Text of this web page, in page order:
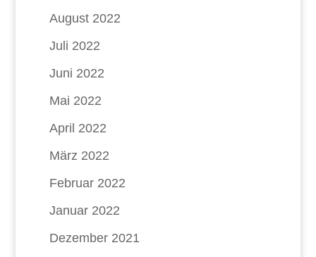
August 2022
Juli 2022
Juni 2022
Mai 2022
April 2022
März 2022
Februar 2022
Januar 2022
Dezember 2021